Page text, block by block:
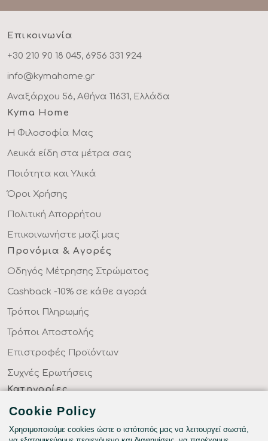
Επικοινωνία
+30 210 90 18 045, 6956 331 924
info@kymahome.gr
Αναξάρχου 56, Αθήνα 11631, Ελλάδα
Kyma Home
Η Φιλοσοφία Μας
Λευκά είδη στα μέτρα σας
Ποιότητα και Υλικά
Όροι Χρήσης
Πολιτική Απορρήτου
Επικοινωνήστε μαζί μας
Προνόμια & Αγορές
Οδηγός Μέτρησης Στρώματος
Cashback -10% σε κάθε αγορά
Τρόποι Πληρωμής
Τρόποι Αποστολής
Επιστροφές Προϊόντων
Συχνές Ερωτήσεις
Κατηγορίες
ΣΕΝΤΟΝΙΑ ΣΤΑ ΜΕΤΡΑ ΣΑΣ
ΥΦΑΣΜΑΤΑ ΜΕ ΤΟ ΜΕΤΡΟ
Cookie Policy
Χρησιμοποιούμε cookies ώστε ο ιστότοπός μας να λειτουργεί σωστά,